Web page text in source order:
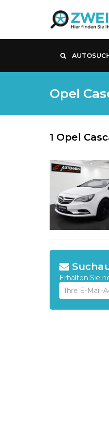
Opel
1 Opel
Erhalten Sie